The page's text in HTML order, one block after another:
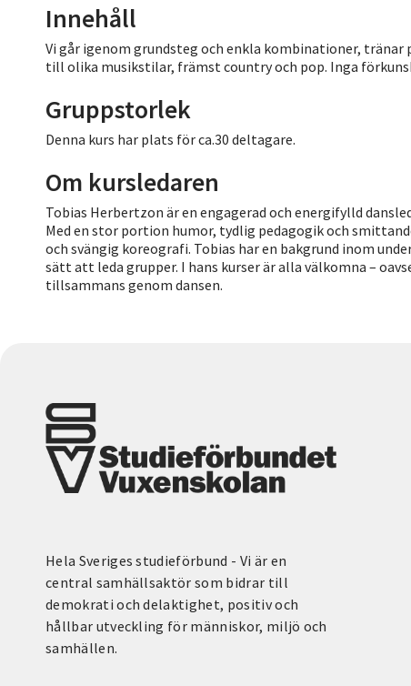
Innehåll
Vi går igenom grundsteg och enkla kombinationer,
till olika musikstilar, främst country och pop. Inga
Gruppstorlek
Denna kurs har plats för ca.30 deltagare.
Om kursledaren
Tobias Herbertzon är en engagerad och energifylld
Med en stor portion humor, tydlig pedagogik och
och svängig koreografi. Tobias har en bakgrund inom
sätt att leda grupper. I hans kurser är alla välkomna –
tillsammans genom dansen.
Hela Sveriges studieförbund - Vi är en
central samhällsaktör som bidrar till
demokrati och delaktighet, positiv och
hållbar utveckling för människor, miljö och
samhällen.